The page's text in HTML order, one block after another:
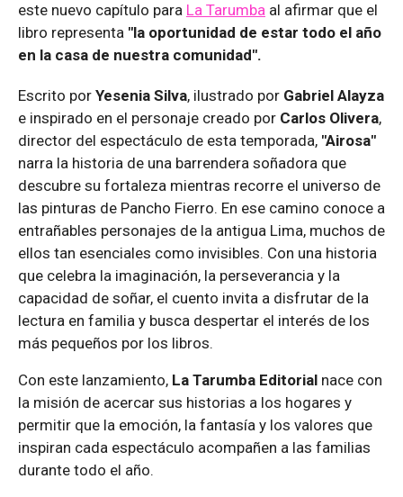
este nuevo capítulo para La Tarumba al afirmar que el
libro representa "la oportunidad de estar todo el año
en la casa de nuestra comunidad".
Escrito por Yesenia Silva, ilustrado por Gabriel Alayza
e inspirado en el personaje creado por Carlos Olivera,
director del espectáculo de esta temporada, "Airosa"
narra la historia de una barrendera soñadora que
descubre su fortaleza mientras recorre el universo de
las pinturas de Pancho Fierro. En ese camino conoce a
entrañables personajes de la antigua Lima, muchos de
ellos tan esenciales como invisibles. Con una historia
que celebra la imaginación, la perseverancia y la
capacidad de soñar, el cuento invita a disfrutar de la
lectura en familia y busca despertar el interés de los
más pequeños por los libros.
Con este lanzamiento, La Tarumba Editorial nace con
la misión de acercar sus historias a los hogares y
permitir que la emoción, la fantasía y los valores que
inspiran cada espectáculo acompañen a las familias
durante todo el año.